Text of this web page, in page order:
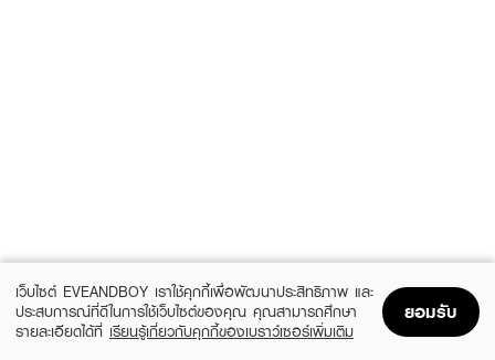
เว็บไซต์ EVEANDBOY เราใช้คุกกี้เพื่อพัฒนาประสิทธิภาพ และ
ประสบการณ์ที่ดีในการใช้เว็บไซต์ของคุณ คุณสามารถศึกษา
รายละเอียดได้ที่ เรียนรู้เกี่ยวกับคุกกี้ของเบราว์เซอร์เพิ่มเติม
ยอมรับ